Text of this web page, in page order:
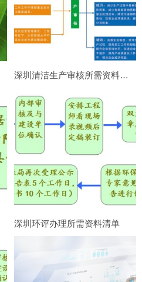
深圳清洁生产审核所需资料清单
深圳环评办理所需资料清单